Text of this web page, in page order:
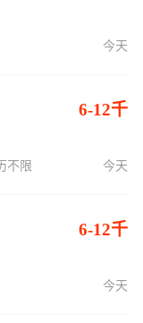
今天
6-12千
不限 今天
6-12千
今天